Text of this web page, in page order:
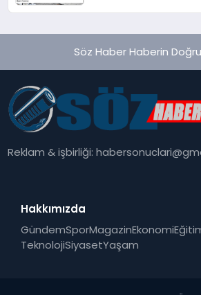
Söz Haber Haberin
Reklam & işbirliği:
Hakkımızda
GündemSporMagazinEkonomi
TeknolojiSiyasetYaşam